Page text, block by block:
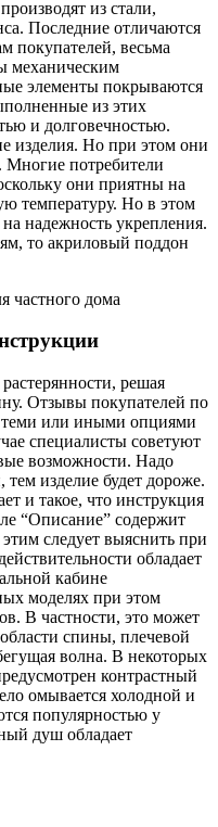
из стали,
Последние отличаются
покупателей, весьма
механическим
элементы покрываются
из этих
и долговечностью.
изделия. Но при этом они
Многие потребители
они приятны на
температуру. Но в этом
надежность укрепления.
то акриловый поддон
решая
Отзывы покупателей по
теми или иными опциями
специалисты советуют
возможности. Надо
изделие будет дороже.
и такое, что инструкция
“Описание” содержит
следует выяснить при
обладает
кабине
моделях при этом
В частности, это может
спины, плечевой
волна. В некоторых
контрастный
омывается холодной и
популярностью у
душ обладает